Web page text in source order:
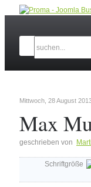
Mittwoch, 28 August
Max
geschrieben von
Schriftgröße